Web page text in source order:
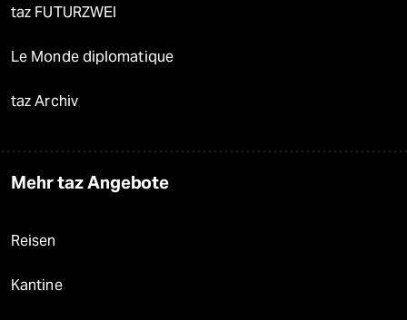
taz FUTURZWEI
Le Monde diplomatique
taz Archiv
Mehr taz Angebote
Reisen
Kantine